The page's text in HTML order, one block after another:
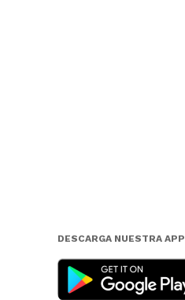
DESCARGA NUESTRA APP